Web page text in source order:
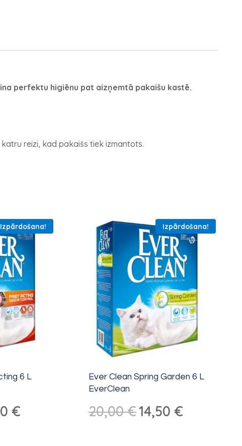
perfektu higiēnu pat aizņemtā pakaišu kastē.
reizi, kad pakaišs tiek izmantots.
Izpārdošana!
6 L
€
Izpārdošana!
Ever Clean Spring Garden 6 L
EverClean
20,00€ Sākotnējā
14,50 €Pašreizējā